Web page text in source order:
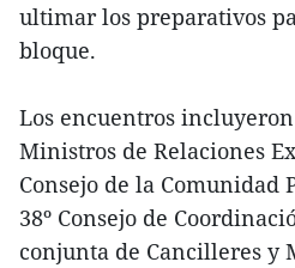
ultimar los preparativos
bloque.
Los encuentros
Ministros de Relaciones
Consejo de la Comunidad
38º Consejo de
conjunta de Cancilleres y